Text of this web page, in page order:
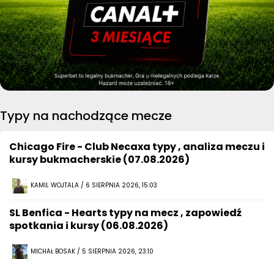
Typy na nachodzące mecze
Chicago Fire - Club Necaxa typy , analiza meczu i
kursy bukmacherskie (07.08.2026)
KAMIL WOJTALA / 6 SIERPNIA 2026, 15:03
SL Benfica - Hearts typy na mecz , zapowiedź
spotkania i kursy (06.08.2026)
MICHAŁ BOSAK / 5 SIERPNIA 2026, 23:10